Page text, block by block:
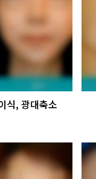
식, 광대축소